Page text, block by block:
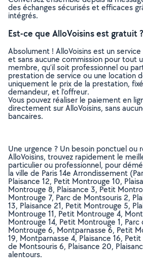
des échanges sécurisés et efficaces
intégrés.
Est-ce que AlloVoisins est gratuit ?
Absolument ! AlloVoisins est un
et sans aucune commission pour tout
membre, qu’il soit professionnel ou
prestation de service ou une location
uniquement le prix de la prestation,
demandeur, et l’offreur.
Vous pouvez réaliser le paiement en
directement sur AlloVoisins, sans
bancaires.
Une urgence ? Un besoin ponctuel ou
AlloVoisins, trouvez rapidement le
particulier ou professionnel, pour
la ville de Paris 14e Arrondissement
Plaisance 12, Petit Montrouge 10,
Montrouge 8, Plaisance 3, Petit
Montrouge 7, Parc de Montsouris 2,
13, Plaisance 21, Petit Montrouge 5,
Montrouge 11, Petit Montrouge 4,
Montrouge 14, Petit Montrouge 1,
Montrouge 6, Montparnasse 6, Petit
19, Montparnasse 4, Plaisance 16,
de Montsouris 6, Plaisance 20,
alentours.